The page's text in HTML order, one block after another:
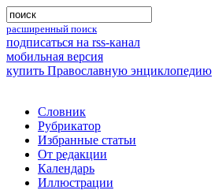
расширенный поиск
подписаться на rss-канал
мобильная версия
купить Православную энциклопедию
Словник
Рубрикатор
Избранные статьи
От редакции
Календарь
Иллюстрации